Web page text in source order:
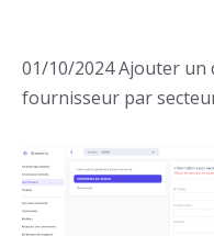
01/10/2024 Ajouter un
fournisseur par